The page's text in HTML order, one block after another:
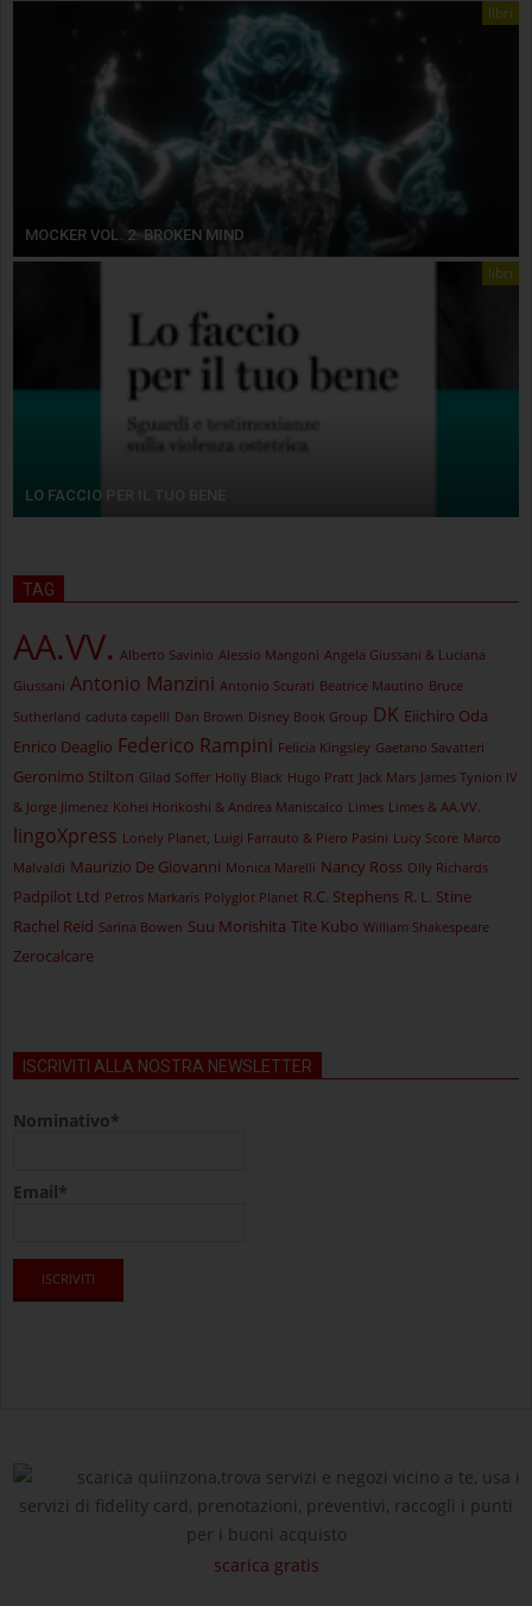
libri
MOCKER VOL. 2. BROKEN MIND
libri
LO FACCIO PER IL TUO BENE
TAG
AA.VV. Alberto Savinio Alessio Mangoni Angela Giussani & Luciana
Giussani Antonio Manzini Antonio Scurati Beatrice Mautino Bruce
Sutherland caduta capelli Dan Brown Disney Book Group DK Eiichiro Oda
Enrico Deaglio Federico Rampini Felicia Kingsley Gaetano Savatteri
Geronimo Stilton Gilad Soffer Holly Black Hugo Pratt Jack Mars James Tynion IV
& Jorge Jimenez Kohei Horikoshi & Andrea Maniscalco Limes Limes & AA.VV.
lingoXpress Lonely Planet, Luigi Farrauto & Piero Pasini Lucy Score Marco
Malvaldi Maurizio De Giovanni Monica Marelli Nancy Ross Olly Richards
Padpilot Ltd Petros Markaris Polyglot Planet R.C. Stephens R. L. Stine
Rachel Reid Sarina Bowen Suu Morishita Tite Kubo William Shakespeare
Zerocalcare
ISCRIVITI ALLA NOSTRA NEWSLETTER
Nominativo*
Email*
scarica quiinzona,trova servizi e negozi vicino a te, usa i
servizi di fidelity card, prenotazioni, preventivi, raccogli i punti
per i buoni acquisto
scarica gratis